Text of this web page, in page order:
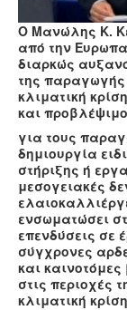
Ο Μανώλης Κ.
από την
διαρκώς
της
κλιματική
και
για τους
δημιουργία
στήριξης ή
μεσογειακές
ενσωματώσει
επενδύσεις σε
σύγχρονες
και
στις περιοχές
κλιματική